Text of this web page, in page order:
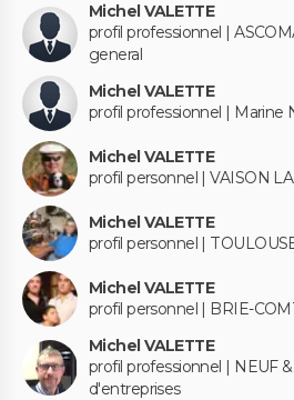
Michel VALETTE
profil professionnel |
general
Michel VALETTE
profil professionnel | Marine
Michel VALETTE
profil personnel | VAISON
Michel VALETTE
profil personnel |
Michel VALETTE
profil personnel | BRIE-
Michel VALETTE
profil professionnel | NEUF
d'entreprises